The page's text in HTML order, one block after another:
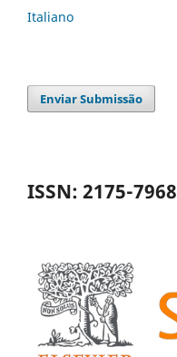
Italiano
Enviar Submissão
ISSN: 2175-7968